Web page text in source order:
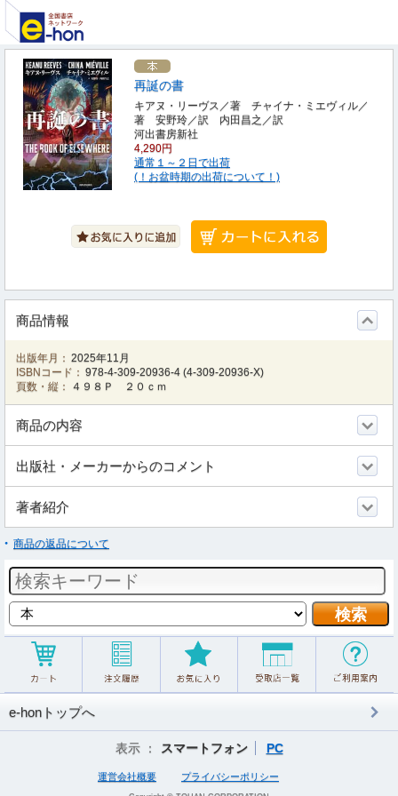
再誕の書
キアヌ・リーヴス／著 チャイナ・ミエヴィル／
著 安野玲／訳 内田昌之／訳
河出書房新社
4,290円
通常１～２日で出荷
(！お盆時期の出荷について！)
商品情報
出版年月： 2025年11月
ISBNコード： 978-4-309-20936-4 (4-309-20936-X)
頁数・縦：
４９８Ｐ ２０ｃｍ
商品の内容
出版社・メーカーからのコメント
著者紹介
商品の返品について
e-honトップへ
表示 ： スマートフォン PC
運営会社概要 プライバシーポリシー